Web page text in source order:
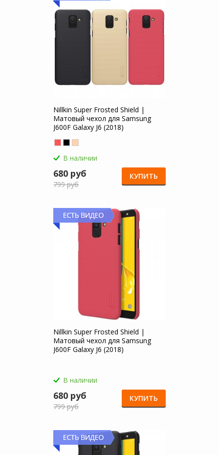
Nillkin Super Frosted Shield |
Матовый чехол для Samsung
J600F Galaxy J6 (2018)
В наличии
680 руб
799 руб
КУПИТЬ
Nillkin Super Frosted Shield |
Матовый чехол для Samsung
J600F Galaxy J6 (2018)
В наличии
680 руб
799 руб
КУПИТЬ